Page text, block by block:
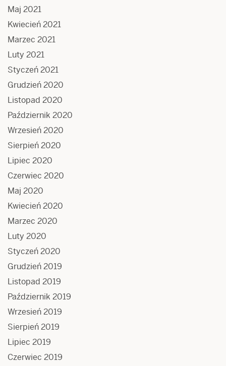
Maj 2021
Kwiecień 2021
Marzec 2021
Luty 2021
Styczeń 2021
Grudzień 2020
Listopad 2020
Październik 2020
Wrzesień 2020
Sierpień 2020
Lipiec 2020
Czerwiec 2020
Maj 2020
Kwiecień 2020
Marzec 2020
Luty 2020
Styczeń 2020
Grudzień 2019
Listopad 2019
Październik 2019
Wrzesień 2019
Sierpień 2019
Lipiec 2019
Czerwiec 2019